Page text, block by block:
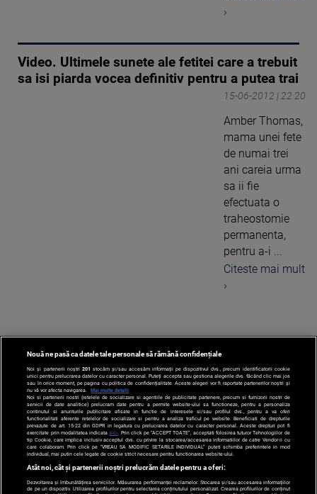
›
Video. Ultimele sunete ale fetitei care a trebuit
sa isi piarda vocea definitiv pentru a putea trai
15-06-2012 | 22:20
Amber Thomas,
mama unei fete
de numai trei
ani careia urma
sa ii fie
efectuata o
traheostomie
permanenta,
pentru a-i ...
Citeste mai mult
›
1
Nouă ne pasă ca datele tale personale să rămână confidențiale
Noi și partenerii noștri 201 stocăm și/sau accesăm informații pe dispozitivul dvs., precum identificatorii cookie
unici pentru prelucrarea datelor cu caracter personal. Puteți accepta sau gestiona alegerile dvs. făcând clic mai jos
sau în orice moment, pe pagina cu politica de confidențialitate. Aceste alegeri vor fi raportate partenerilor noștri și
nu vă vor afecta navigarea.
Mai multe detalii
Noi si partenerii nostri (retelele de socializare si agentiile de publicitate partenere, precum si furnizorii nostri de
servicii de date analitice) prelucram date pentru a permite website-ului sa functioneze, pentru a personaliza
continutul si anunturile publicitare afisate in functie de interesele si/sau profilul dvs., pentru a va oferi
functionalitati aferente retelelor de socializare si pentru a analiza traficul pe website. Beneficiati de drepturile
prevazute de art. 15-22 din GDPR in legatura cu prelucrarea datelor cu caracter personal. Aceste drepturi pot fi
exercitate prin modalitatea indicataaici . Prin click pe “ACCEPT TOATE”, acceptati folosirea tuturor Tehnologiilor de
tip Cookie, care implica inclusiv acceptul dvs. cu privire la stocarea/accesarea informatiilor de catre Vendor-ii cu
care colaboram. Prin click pe “VREAU SA MODIFIC SETARILE INDIVIDUAL” puteti schimba preferintele in mod
individual, mai putin cele legate de cookie strict necesare pentru functionarea website-ului.
Atât noi, cât și partenerii noștri prelucrăm datele pentru a oferi:
Dezvoltarea și îmbunătățirea serviciilor. Măsurarea performanței reclamelor. Stocarea și/sau accesarea informațiilor
de pe un dispozitiv. Utilizarea profilurilor pentru selectarea conținutului personalizat. Crearea profilurilor de conținut